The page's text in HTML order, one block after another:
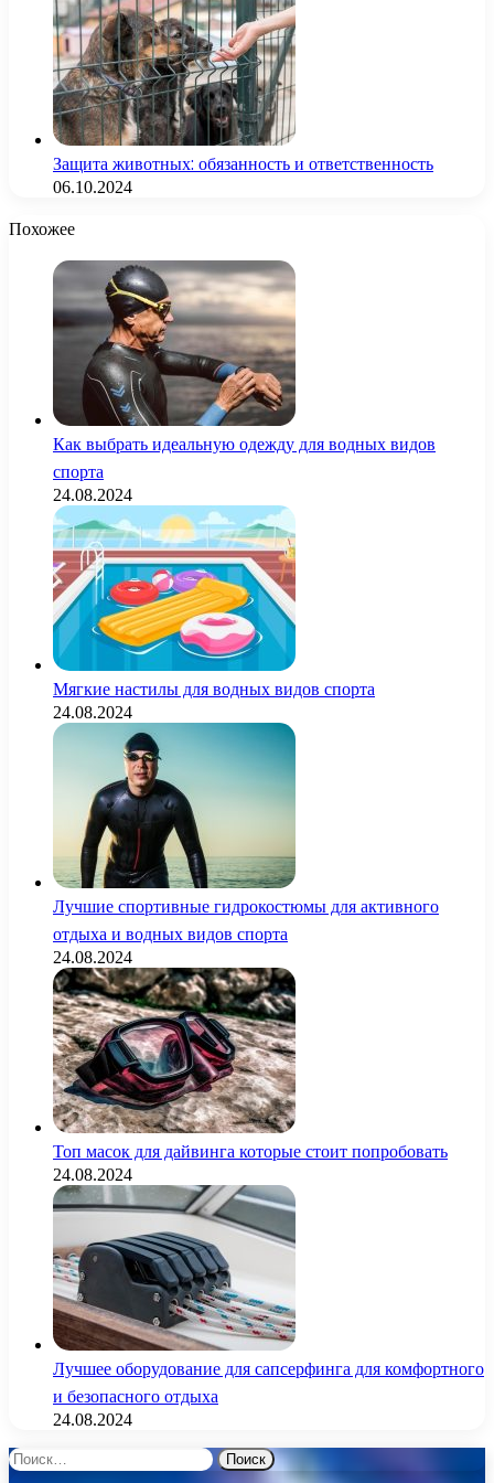
Защита животных: обязанность и ответственность
06.10.2024
Похожее
Как выбрать идеальную одежду для водных видов
спорта
24.08.2024
Мягкие настилы для водных видов спорта
24.08.2024
Лучшие спортивные гидрокостюмы для активного
отдыха и водных видов спорта
24.08.2024
Топ масок для дайвинга которые стоит попробовать
24.08.2024
Лучшее оборудование для сапсерфинга для комфортного
и безопасного отдыха
24.08.2024
Найти: